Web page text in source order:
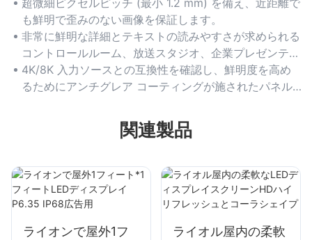
超微細ピクセルピッチ (最小 1.2 mm) を備え、近距離で
も鮮明で歪みのない画像を保証します。
非常に鮮明な詳細とテキストの読みやすさが求められる
コントロールルーム、放送スタジオ、企業プレゼンテー
ションに最適です。
4K/8K 入力ソースとの互換性を確認し、鮮明度を高め
るためにアンチグレア コーティングが施されたパネル
関連製品
ライオンで屋外1フ
ライオル屋内の柔軟